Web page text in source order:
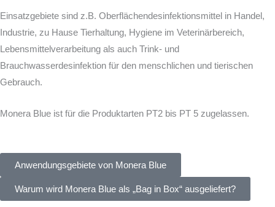
Einsatzgebiete sind z.B. Oberflächendesinfektionsmittel in Handel,
Industrie, zu Hause Tierhaltung, Hygiene im Veterinärbereich,
Lebensmittelverarbeitung als auch Trink- und
Brauchwasserdesinfektion für den menschlichen und tierischen
Gebrauch.
Monera Blue ist für die Produktarten PT2 bis PT 5 zugelassen.
Anwendungsgebiete von Monera Blue
Warum wird Monera Blue als „Bag in Box“ ausgeliefert?